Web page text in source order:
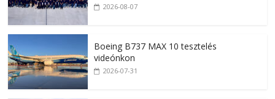
2026-08-07
Boeing B737 MAX 10 tesztelés
videónkon
2026-07-31